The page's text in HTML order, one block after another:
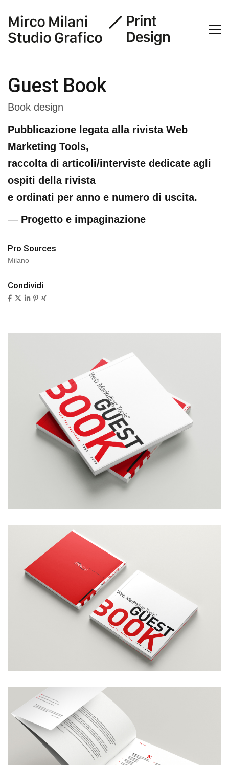
Guest Book
Book design
Pubblicazione legata alla rivista Web
Marketing Tools,
raccolta di articoli/interviste dedicate agli
ospiti della rivista
e ordinati per anno e numero di uscita.
— Progetto e impaginazione
Pro Sources
Milano
Condividi